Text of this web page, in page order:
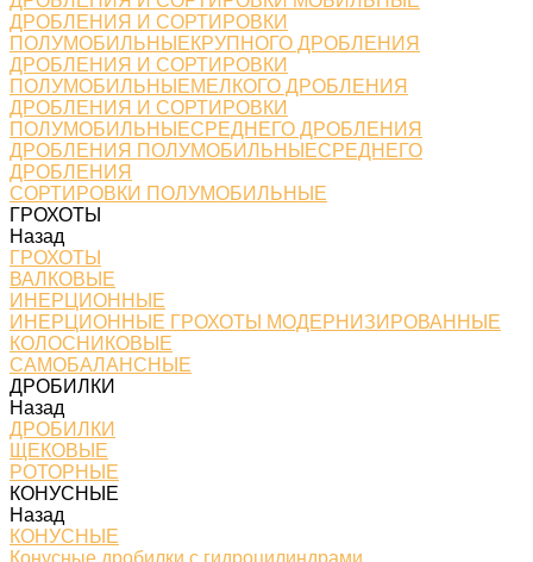
ДРОБЛЕНИЯ И СОРТИРОВКИ
ПОЛУМОБИЛЬНЫЕКРУПНОГО ДРОБЛЕНИЯ
ДРОБЛЕНИЯ И СОРТИРОВКИ
ПОЛУМОБИЛЬНЫЕМЕЛКОГО ДРОБЛЕНИЯ
ДРОБЛЕНИЯ И СОРТИРОВКИ
ПОЛУМОБИЛЬНЫЕСРЕДНЕГО ДРОБЛЕНИЯ
ДРОБЛЕНИЯ ПОЛУМОБИЛЬНЫЕСРЕДНЕГО
ДРОБЛЕНИЯ
СОРТИРОВКИ ПОЛУМОБИЛЬНЫЕ
ГРОХОТЫ
Назад
ГРОХОТЫ
ВАЛКОВЫЕ
ИНЕРЦИОННЫЕ
ИНЕРЦИОННЫЕ ГРОХОТЫ МОДЕРНИЗИРОВАННЫЕ
КОЛОСНИКОВЫЕ
САМОБАЛАНСНЫЕ
ДРОБИЛКИ
Назад
ДРОБИЛКИ
ЩЕКОВЫЕ
РОТОРНЫЕ
КОНУСНЫЕ
Назад
КОНУСНЫЕ
Конусные дробилки с гидроцилиндрами